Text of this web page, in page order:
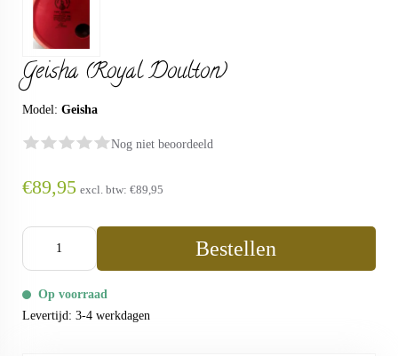
Geisha (Royal Doulton)
Model: Geisha
Nog niet beoordeeld
€89,95 excl. btw: €89,95
Bestellen
Op voorraad
Levertijd: 3-4 werkdagen